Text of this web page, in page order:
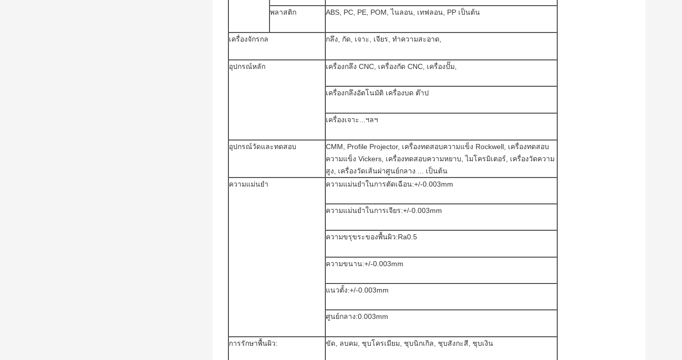
พลาสติก ABS, PC, PE, POM, ไนลอน, เทฟลอน, PP เป็นต้น
เครื่องจักรกล กลึง, กัด, เจาะ, เจียร, ทำความสะอาด,
อุปกรณ์หลัก เครื่องกลึง CNC, เครื่องกัด CNC, เครื่องปั๊ม,
เครื่องกลึงอัตโนมัติ เครื่องบด ต๊าป
เครื่องเจาะ...ฯลฯ
อุปกรณ์วัดและทดสอบ
CMM, Profile Projector, เครื่องทดสอบความแข็ง Rockwell, เครื่องทดสอบ
ความแข็ง Vickers, เครื่องทดสอบความหยาบ, ไมโครมิเตอร์, เครื่องวัดความ
สูง, เครื่องวัดเส้นผ่าศูนย์กลาง ... เป็นต้น
ความแม่นยำ
ความแม่นยำในการตัดเฉือน:+/-0.003mm
ความแม่นยำในการเจียร:+/-0.003mm
ความขรุขระของพื้นผิว:Ra0.5
ความขนาน:+/-0.003mm
แนวตั้ง:+/-0.003mm
ศูนย์กลาง:0.003mm
การรักษาพื้นผิว: ขัด, ลบคม, ชุบโครเมียม, ชุบนิกเกิล, ชุบสังกะสี, ชุบเงิน